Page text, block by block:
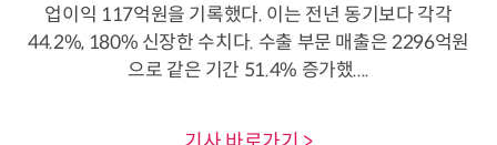
업이익 117억원을 기록했다. 이는 전년 동기보다 각각
44.2%, 180% 신장한 수치다. 수출 부문 매출은 2296억원
으로 같은 기간 51.4% 증가했....